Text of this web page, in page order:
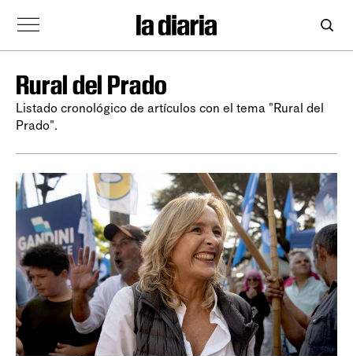
Rural del Prado
Listado cronológico de artículos con el tema "Rural del
Prado".